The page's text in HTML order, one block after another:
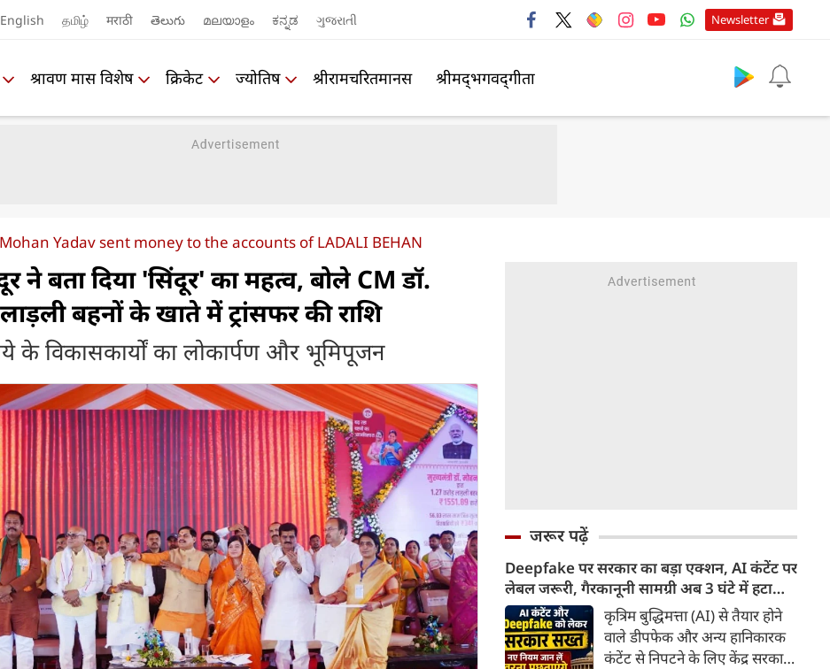
English தமிழ் मराठी తెలుగు മലയാളം ಕನ್ನಡ ગુજરાતી Newsletter
श्रावण मास विशेष क्रिकेट ज्योतिष श्रीरामचरितमानस श्रीमद्‍भगवद्‍गीता
Yadav sent money to the accounts of LADALI BEHAN
ने बता दिया 'सिंदूर' का महत्व, बोले CM डॉ.
बहनों के खाते में ट्रांसफर की राशि
के विकासकार्यों का लोकार्पण और भूमिपूजन
जरूर पढ़ें
Deepfake पर सरकार का बड़ा एक्शन, AI कंटेंट पर
लेबल जरूरी, गैरकानूनी सामग्री अब 3 घंटे में हटानी
होगी, नए नियम जान लें वरना पछताएंगे
कृत्रिम बुद्धिमत्ता (AI) से तैयार होने
वाले डीपफेक और अन्य हानिकारक
कंटेंट से निपटने के लिए केंद्र सरकार